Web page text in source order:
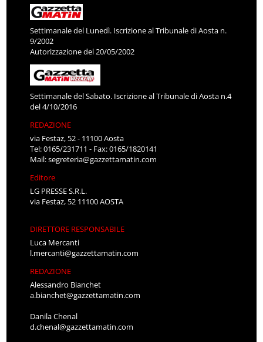
Settimanale del Lunedì. Iscrizione al Tribunale di Aosta n.
9/2002
Autorizzazione del 20/05/2002
Settimanale del Sabato. Iscrizione al Tribunale di Aosta n.4
del 4/10/2016
REDAZIONE
via Festaz, 52 - 11100 Aosta
Tel: 0165/231711 - Fax: 0165/1820141
Mail:segreteria@gazzettamatin.com
Editore
LG PRESSE S.R.L.
via Festaz, 52 11100 AOSTA
DIRETTORE RESPONSABILE
Luca Mercanti
l.mercanti@gazzettamatin.com
REDAZIONE
Alessandro Bianchet
a.bianchet@gazzettamatin.com
Danila Chenal
d.chenal@gazzettamatin.com